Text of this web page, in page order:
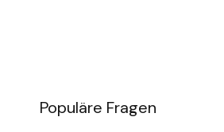
Populäre Fragen